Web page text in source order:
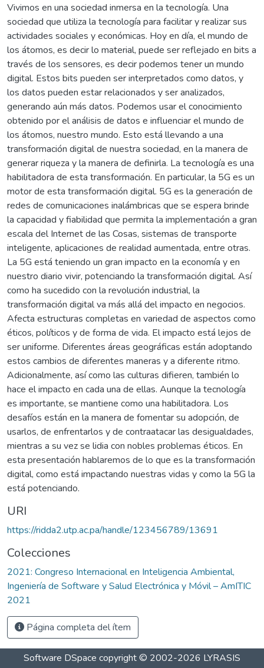
Vivimos en una sociedad inmersa en la tecnología. Una
sociedad que utiliza la tecnología para facilitar y realizar sus
actividades sociales y económicas. Hoy en día, el mundo de
los átomos, es decir lo material, puede ser reflejado en bits a
través de los sensores, es decir podemos tener un mundo
digital. Estos bits pueden ser interpretados como datos, y
los datos pueden estar relacionados y ser analizados,
generando aún más datos. Podemos usar el conocimiento
obtenido por el análisis de datos e influenciar el mundo de
los átomos, nuestro mundo. Esto está llevando a una
transformación digital de nuestra sociedad, en la manera de
generar riqueza y la manera de definirla. La tecnología es una
habilitadora de esta transformación. En particular, la 5G es un
motor de esta transformación digital. 5G es la generación de
redes de comunicaciones inalámbricas que se espera brinde
la capacidad y fiabilidad que permita la implementación a gran
escala del Internet de las Cosas, sistemas de transporte
inteligente, aplicaciones de realidad aumentada, entre otras.
La 5G está teniendo un gran impacto en la economía y en
nuestro diario vivir, potenciando la transformación digital. Así
como ha sucedido con la revolución industrial, la
transformación digital va más allá del impacto en negocios.
Afecta estructuras completas en variedad de aspectos como
éticos, políticos y de forma de vida. El impacto está lejos de
ser uniforme. Diferentes áreas geográficas están adoptando
estos cambios de diferentes maneras y a diferente ritmo.
Adicionalmente, así como las culturas difieren, también lo
hace el impacto en cada una de ellas. Aunque la tecnología
es importante, se mantiene como una habilitadora. Los
desafíos están en la manera de fomentar su adopción, de
usarlos, de enfrentarlos y de contraatacar las desigualdades,
mientras a su vez se lidia con nobles problemas éticos. En
esta presentación hablaremos de lo que es la transformación
digital, como está impactando nuestras vidas y como la 5G la
está potenciando.
URI
https://ridda2.utp.ac.pa/handle/123456789/13691
Colecciones
2021: Congreso Internacional en Inteligencia Ambiental,
Ingeniería de Software y Salud Electrónica y Móvil – AmITIC
2021
Página completa del ítem
Software DSpace copyright © 2002-2026 LYRASIS